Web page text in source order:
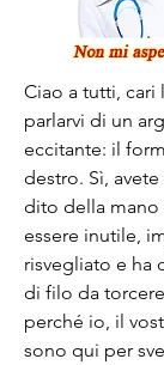
Ciao a tutti,
parlarvi di un
eccitante: il
destro. Sì,
dito della mano
essere inutile,
risvegliato e ha
di filo da
perché io, il
sono qui per